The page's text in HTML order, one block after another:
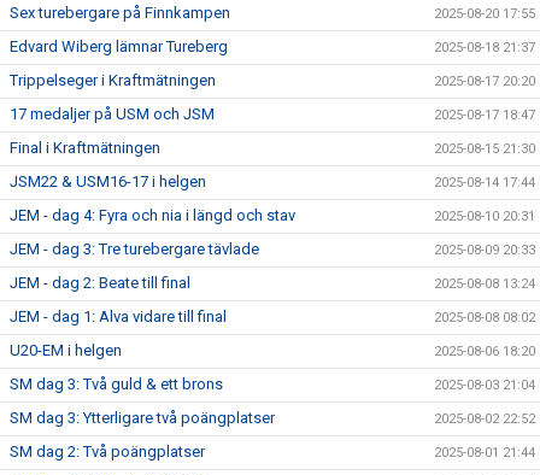
Sex turebergare på Finnkampen 2025-08-20 17:55
Edvard Wiberg lämnar Tureberg 2025-08-18 21:37
Trippelseger i Kraftmätningen 2025-08-17 20:20
17 medaljer på USM och JSM 2025-08-17 18:47
Final i Kraftmätningen 2025-08-15 21:30
JSM22 & USM16-17 i helgen 2025-08-14 17:44
JEM - dag 4: Fyra och nia i längd och stav 2025-08-10 20:31
JEM - dag 3: Tre turebergare tävlade 2025-08-09 20:33
JEM - dag 2: Beate till final 2025-08-08 13:24
JEM - dag 1: Alva vidare till final 2025-08-08 08:02
U20-EM i helgen 2025-08-06 18:20
SM dag 3: Två guld & ett brons 2025-08-03 21:04
SM dag 3: Ytterligare två poängplatser 2025-08-02 22:52
SM dag 2: Två poängplatser 2025-08-01 21:44